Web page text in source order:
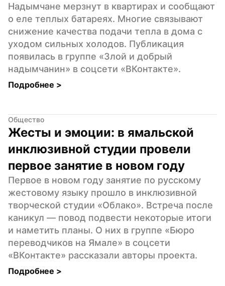
Надымчане мерзнут в квартирах и сообщают
о еле теплых батареях. Многие связывают
снижение качества подачи тепла в дома с
уходом сильных холодов. Публикация
появилась в группе «Злой и добрый
надымчанин» в соцсети «ВКонтакте».
Подробнее >
Общество
Жесты и эмоции: в ямальской
инклюзивной студии провели
первое занятие в новом году
Первое в новом году занятие по русскому
жестовому языку прошло в инклюзивной
творческой студии «Облако». Встреча после
каникул — повод подвести некоторые итоги
и наметить планы. О них в группе «Бюро
переводчиков на Ямале» в соцсети
«ВКонтакте» рассказали авторы проекта.
Подробнее >